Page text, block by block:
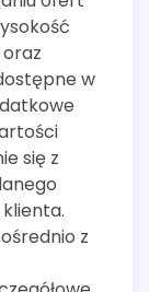
w
się z
z